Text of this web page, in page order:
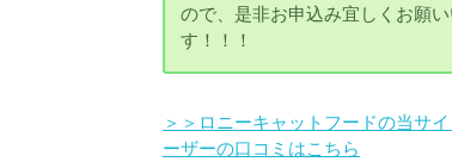
ので、是非お申込み宜しくお願い
す！！！
＞＞ロニーキャットフードの当サ
ーザーの口コミはこちら